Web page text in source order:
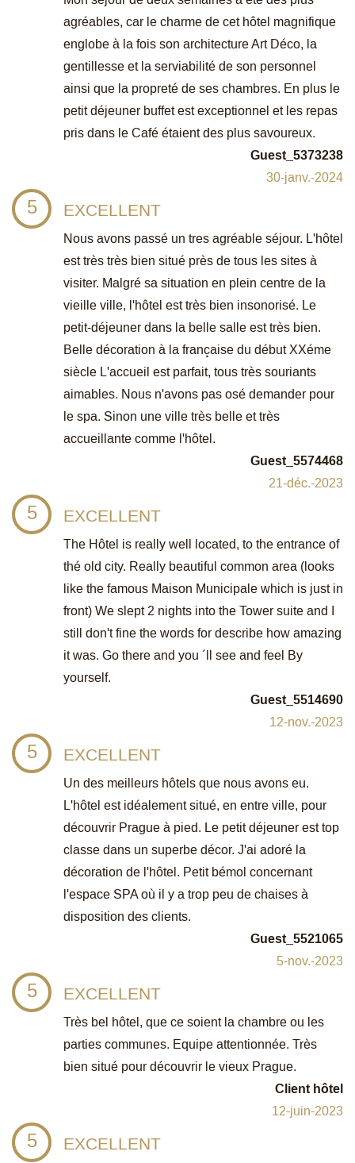
agréables, car le charme de cet hôtel magnifique
englobe à la fois son architecture Art Déco, la
gentillesse et la serviabilité de son personnel
ainsi que la propreté de ses chambres. En plus le
petit déjeuner buffet est exceptionnel et les repas
pris dans le Café étaient des plus savoureux.
Guest_5373238
30-janv.-2024
5 EXCELLENT
Nous avons passé un tres agréable séjour. L'hôtel
est très très bien situé près de tous les sites à
visiter. Malgré sa situation en plein centre de la
vieille ville, l'hôtel est très bien insonorisé. Le
petit-déjeuner dans la belle salle est très bien.
Belle décoration à la française du début XXéme
siècle L'accueil est parfait, tous très souriants
aimables. Nous n'avons pas osé demander pour
le spa. Sinon une ville très belle et très
accueillante comme l'hôtel.
Guest_5574468
21-déc.-2023
5 EXCELLENT
The Hôtel is really well located, to the entrance of
thé old city. Really beautiful common area (looks
like the famous Maison Municipale which is just in
front) We slept 2 nights into the Tower suite and I
still don't fine the words for describe how amazing
it was. Go there and you ´ll see and feel By
yourself.
Guest_5514690
12-nov.-2023
5 EXCELLENT
Un des meilleurs hôtels que nous avons eu.
L'hôtel est idéalement situé, en entre ville, pour
découvrir Prague à pied. Le petit déjeuner est top
classe dans un superbe décor. J'ai adoré la
décoration de l'hôtel. Petit bémol concernant
l'espace SPA où il y a trop peu de chaises à
disposition des clients.
Guest_5521065
5-nov.-2023
5 EXCELLENT
Très bel hôtel, que ce soient la chambre ou les
parties communes. Equipe attentionnée. Très
bien situé pour découvrir le vieux Prague.
Client hôtel
12-juin-2023
5 EXCELLENT